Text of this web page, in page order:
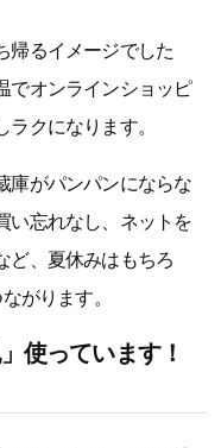
忘れなし、ネットを
ど、夏休みはもちろ
ながります。
使っています！
メンバーに、ロング
の備えとしても